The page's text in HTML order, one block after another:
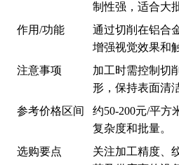
制性强，适合大
作用/功能
通过切削在铝合
增强视觉效果和
注意事项
加工时需控制切
形，保持表面清
参考价格区间
约50-200元/平方
复杂度和批量。
选购要点
关注加工精度、